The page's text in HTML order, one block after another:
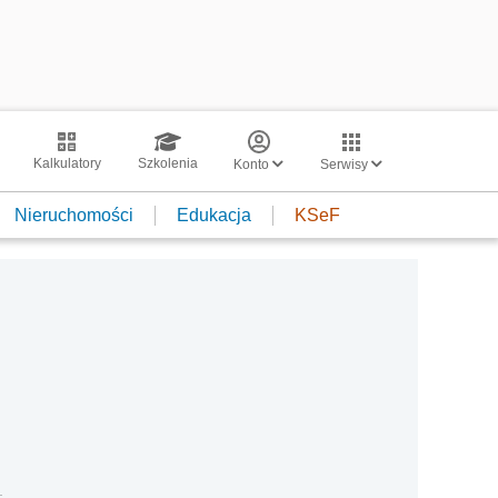
Kalkulatory Szkolenia Konto Serwisy
Nieruchomości Edukacja KSeF